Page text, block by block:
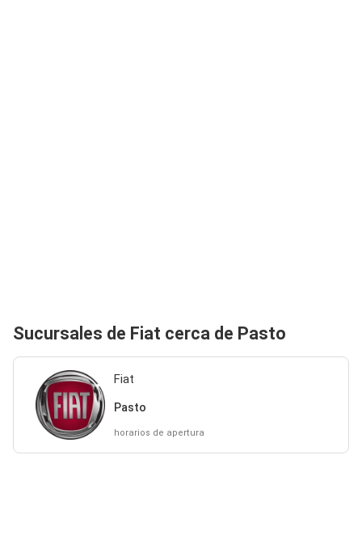
Sucursales de Fiat cerca de Pasto
Fiat
Pasto
horarios de apertura